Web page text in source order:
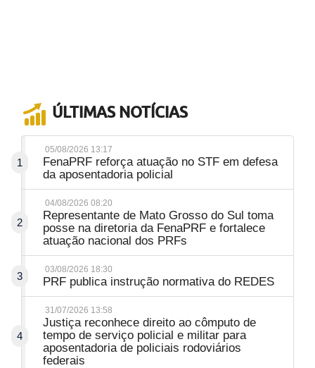
ÚLTIMAS NOTÍCIAS
1
05/08/2026 13:17
FenaPRF reforça atuação no STF em defesa
da aposentadoria policial
2
04/08/2026 08:20
Representante de Mato Grosso do Sul toma
posse na diretoria da FenaPRF e fortalece
atuação nacional dos PRFs
3
03/08/2026 18:30
PRF publica instrução normativa do REDES
4
31/07/2026 13:58
Justiça reconhece direito ao cômputo de
tempo de serviço policial e militar para
aposentadoria de policiais rodoviários
federais